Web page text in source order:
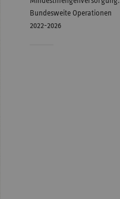
Bundesweite Operationen
2022-2026